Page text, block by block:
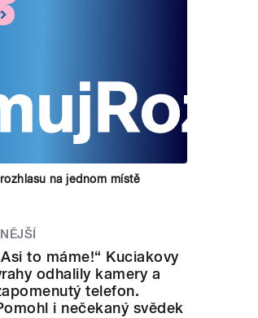
na jednom místě
to máme!“ Kuciakovy
odhalily kamery a
telefon.
i nečekaný svědek